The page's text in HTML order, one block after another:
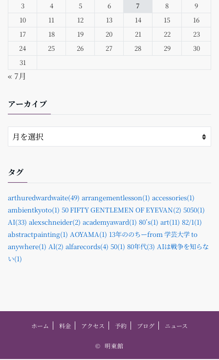
3
4 5 6 7 8
9
10
11 12 13 14 15
16
17
18 19 20 21 22
23
24
25 26 27 28 29
30
31
« 7月
アーカイブ
タグ
arthuredwardwaite(49) arrangementlesson(1) accessories(1)
ambientkyoto(1) 50 FIFTY GENTLEMEN OF EYEVAN(2) 5050(1)
AI(33) alexschneider(2) academyaward(1) 80’s(1) art(11) 82/1(1)
abstractpainting(1) AOYAMA(1) 13年ののちーfrom 学芸大学 to
anywhere(1) Al(2) alfarecords(4) 50(1) 80年代(3) AIは戦争を知らな
い(1)
ホーム 料金 アクセス 予約 ブログ ニュース
© 明東館